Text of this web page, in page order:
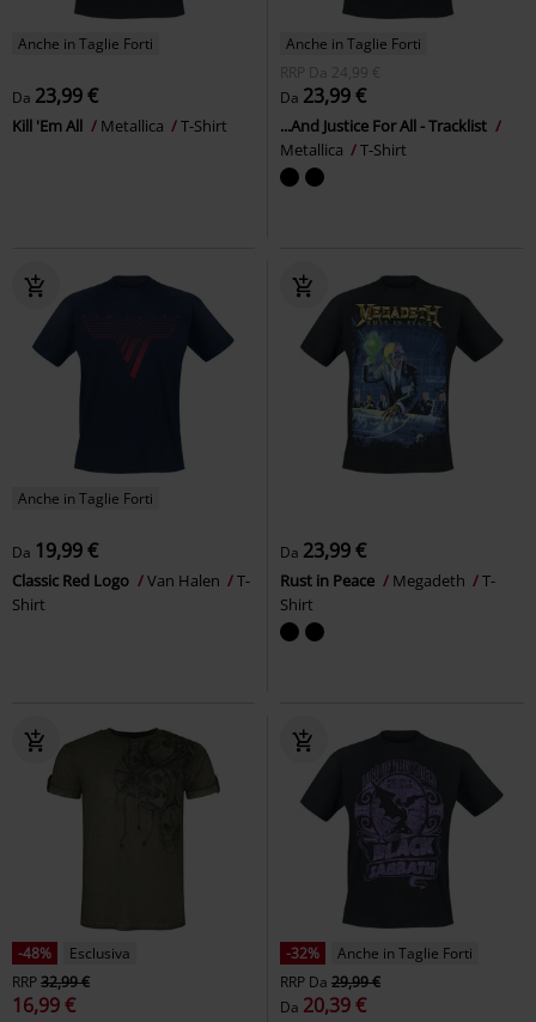
Anche in Taglie Forti
Da 23,99 €
Kill 'Em All Metallica T-Shirt
Anche in Taglie Forti
RRP
Da 24,99 €
Da 23,99 €
...And Justice For All - Tracklist
Metallica
T-Shirt
Anche in Taglie Forti
Da 19,99 €
Classic Red Logo Van Halen
T-
Shirt
Da 23,99 €
Rust in Peace Megadeth
T-
Shirt
-48%
Esclusiva
RRP32,99 €
16,99 €
-32%
Anche in Taglie Forti
RRP Da 29,99 €
Da 20,39 €